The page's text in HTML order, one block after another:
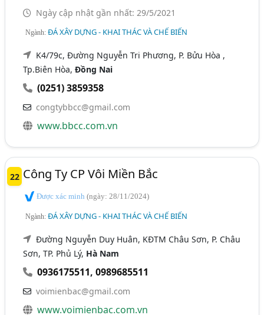
Ngày cập nhật gần nhất: 29/5/2021
Ngành:ĐÁ XÂY DỰNG - KHAI THÁC VÀ CHẾ BIẾN
K4/79c, Đường Nguyễn Tri Phương, P. Bửu Hòa ,
Tp.Biên Hòa,Đồng Nai
(0251) 3859358
congtybbcc@gmail.com
www.bbcc.com.vn
22 Công Ty CP Vôi Miền Bắc
Được xác minh(ngày: 28/11/2024)
Ngành:ĐÁ XÂY DỰNG - KHAI THÁC VÀ CHẾ BIẾN
Đường Nguyễn Duy Huân, KĐTM Châu Sơn, P. Châu
Sơn, TP. Phủ Lý, Hà Nam
0936175511,0989685511
voimienbac@gmail.com
www.voimienbac.com.vn